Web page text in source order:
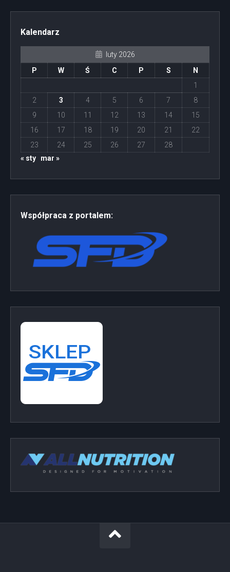
Kalendarz
luty 2026
P
W Ś C P S
N
1
2
3 4 5 6 7
8
9
10 11 12 13 14
15
16
17 18 19 20 21
22
23
24 25 26 27
28
« sty
mar »
Współpraca z portalem: